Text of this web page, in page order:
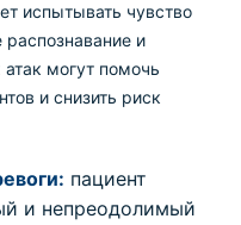
испытывать чувство
и
могут помочь
и снизить риск
пациент
и непреодолимый